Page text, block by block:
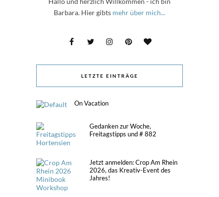
Barbara. Hier gibts mehr über mich...
LETZTE EINTRÄGE
On Vacation
Gedanken zur Woche,
Freitagstipps und # 882
Jetzt anmelden: Crop Am Rhein
2026, das Kreativ-Event des
Jahres!